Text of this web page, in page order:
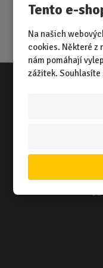
Tento e-
Na našich
cookies. Některé z
nám pomáhají
zážitek. Souhlasíte